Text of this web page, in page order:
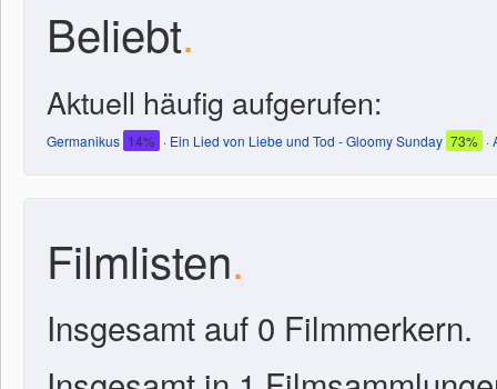
Beliebt.
Aktuell häufig aufgerufen:
Germanikus 14% · Ein Lied von Liebe und Tod - Gloomy Sunday 73% ·
Filmlisten.
Insgesamt auf 0 Filmmerkern.